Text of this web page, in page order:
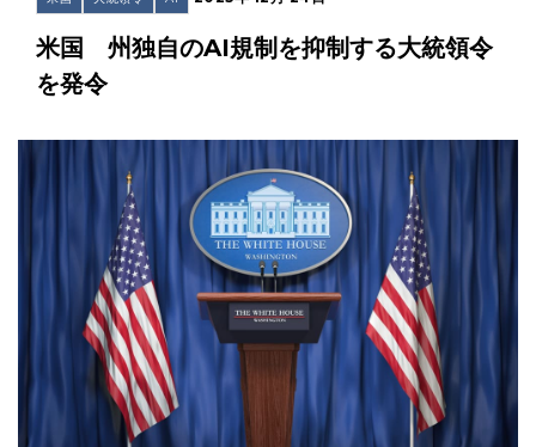
米国 州独自のAI規制を抑制する大統領令
を発令